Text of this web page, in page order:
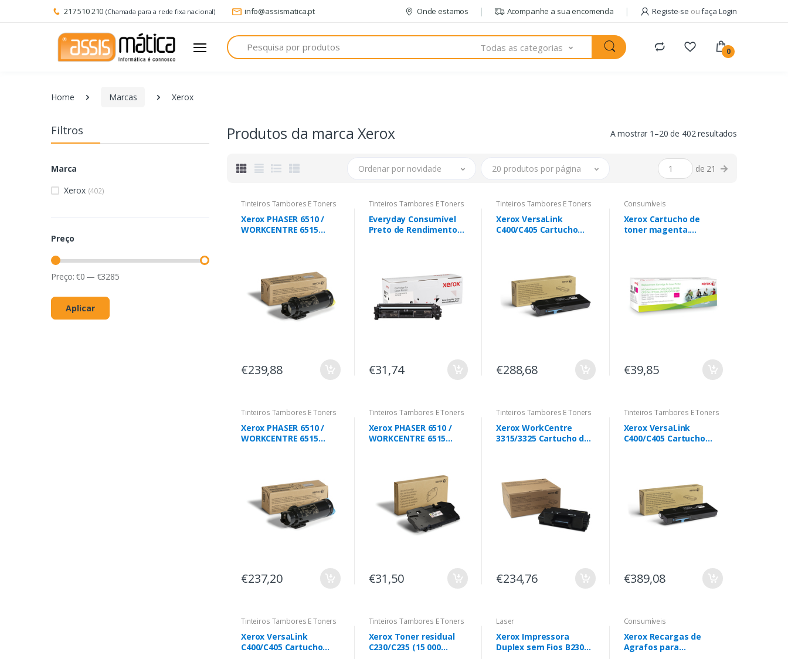
217 510 210 (Chamada para a rede fixa nacional) info@assismatica.pt Onde estamos Acompanhe a sua encomenda Registe-se oufaça Login
Pesquisa
Todas as categorias 0
Home Marcas Xerox
Filtros
Marca
Xerox (402)
Preço
Preço:€0 — €3285
Aplicar
Produtos da marca Xerox A mostrar 1–20 de 402 resultados
Ordenar por novidade 20 produtos por página de 21
Tinteiros Tambores E Toners
Xerox PHASER 6510 /
WORKCENTRE 6515
€239,88
Tinteiros Tambores E Toners
Everyday Consumível
Preto de Rendimento
€31,74
Tinteiros Tambores E Toners
Xerox VersaLink
C400/C405 Cartucho
€288,68
Consumíveis
Xerox Cartucho de
toner magenta.
LaserJet CM1525,
Colour
LaserJetCP1515N,
Colour LaserJetCP1518N
€39,85
Tinteiros Tambores E Toners
Xerox PHASER 6510 /
WORKCENTRE 6515
€237,20
Tinteiros Tambores E Toners
Xerox PHASER 6510 /
WORKCENTRE 6515
€31,50
Tinteiros Tambores E Toners
Xerox WorkCentre
3315/3325 Cartucho de
€234,76
Tinteiros Tambores E Toners
Xerox VersaLink
C400/C405 Cartucho
€389,08
Tinteiros Tambores E Toners
Xerox VersaLink
C400/C405 Cartucho
Tinteiros Tambores E Toners
Xerox Toner residual
C230/C235 (15 000
Laser
Xerox Impressora
Duplex sem Fios B230
Consumíveis
Xerox Recargas de
Agrafos para